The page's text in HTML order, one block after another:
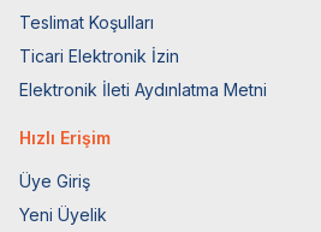
Teslimat Koşulları
Ticari Elektronik İzin
Elektronik İleti Aydınlatma Metni
Hızlı Erişim
Üye Giriş
Yeni Üyelik